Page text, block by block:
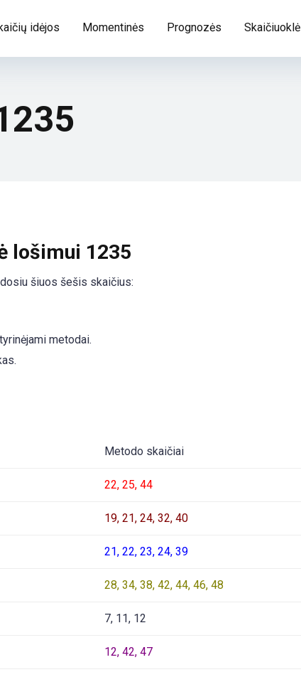
idėjos Momentinės Prognozės Skaičiuoklė
lošimui 1235
šiuos šešis skaičius:
metodai.
Metodo skaičiai
22, 25, 44
19, 21, 24, 32, 40
21, 22, 23, 24, 39
28, 34, 38, 42, 44, 46, 48
7, 11, 12
12, 42, 47